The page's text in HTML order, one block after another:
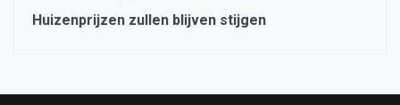
Huizenprijzen zullen blijven stijgen